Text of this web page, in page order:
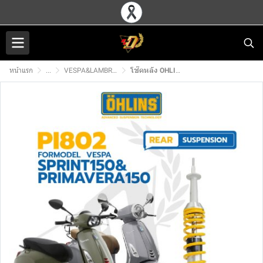
หน้าแรก ... VESPA&LAMBRETTA โช๊คหลัง OHLINS โช๊คหลัง OHLINS PI802 สำหรับ VESPA SPRINT150